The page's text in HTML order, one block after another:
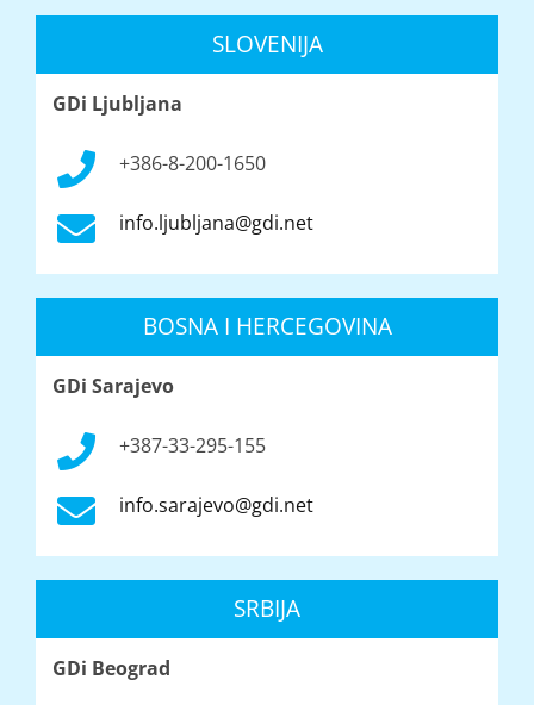
SLOVENIJA
GDi Ljubljana
+386-8-200-1650
info.ljubljana@gdi.net
BOSNA I HERCEGOVINA
GDi Sarajevo
+387-33-295-155
info.sarajevo@gdi.net
SRBIJA
GDi Beograd